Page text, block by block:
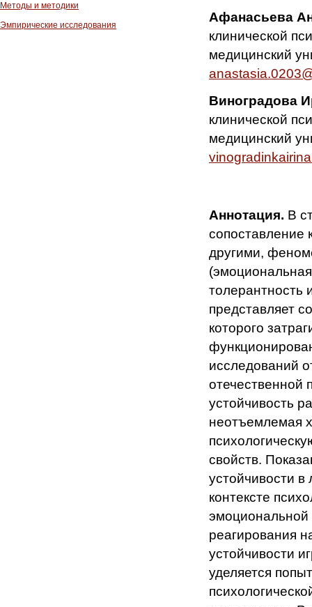
Методы и методики
Эмпирические исследования
Афанасьева
клинической
медицинский
Виноградова
клинической
медицинский
Аннотация. В
сопоставление
другими,
толерантность
представляет
которого
исследований
отечественной
устойчивость
неотъемлемая
свойств.
устойчивости
контексте
реагирования
устойчивости
уделяется